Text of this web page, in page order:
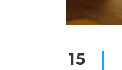
15